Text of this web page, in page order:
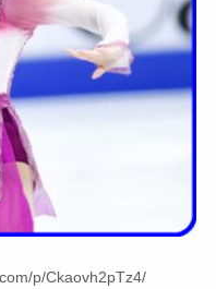
p/Ckaovh2pTz4/